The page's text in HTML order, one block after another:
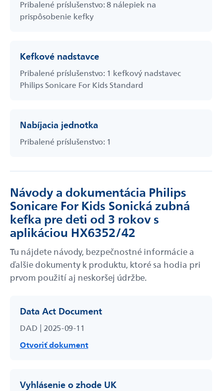
Pribalené príslušenstvo: 8 nálepiek na
prispôsobenie kefky
Kefkové nadstavce
Pribalené príslušenstvo: 1 kefkový nadstavec
Philips Sonicare For Kids Standard
Nabíjacia jednotka
Pribalené príslušenstvo: 1
Návody a dokumentácia Philips
Sonicare For Kids Sonická zubná
kefka pre deti od 3 rokov s
aplikáciou HX6352/42
Tu nájdete návody, bezpečnostné informácie a
ďalšie dokumenty k produktu, ktoré sa hodia pri
prvom použití aj neskoršej údržbe.
Data Act Document
DAD | 2025-09-11
Otvoriť dokument
Vyhlásenie o zhode UK